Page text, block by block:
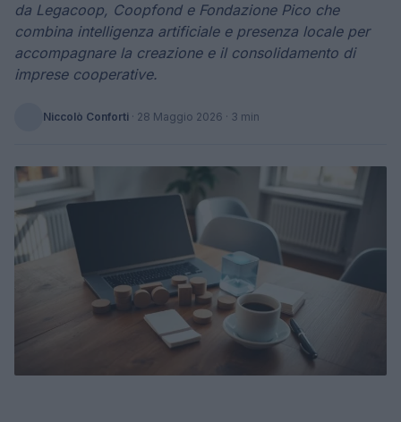
da Legacoop, Coopfond e Fondazione Pico che
combina intelligenza artificiale e presenza locale per
accompagnare la creazione e il consolidamento di
imprese cooperative.
Niccolò Conforti · 28 Maggio 2026 · 3 min